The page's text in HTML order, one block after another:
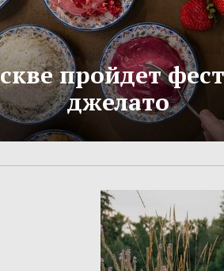
пройдет
джелато